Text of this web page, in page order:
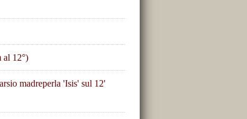
al 12°)
madreperla 'Isis' sul 12'